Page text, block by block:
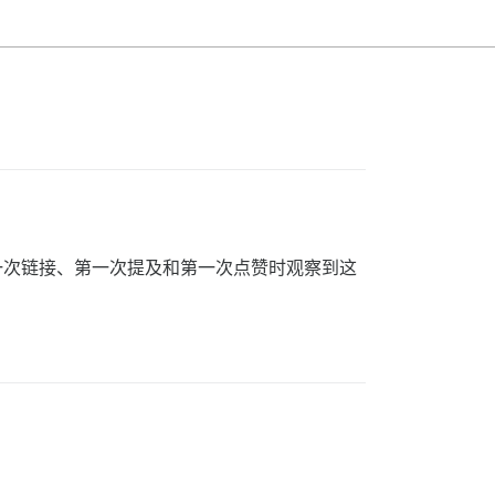
链接、第一次提及和第一次点赞时观察到这